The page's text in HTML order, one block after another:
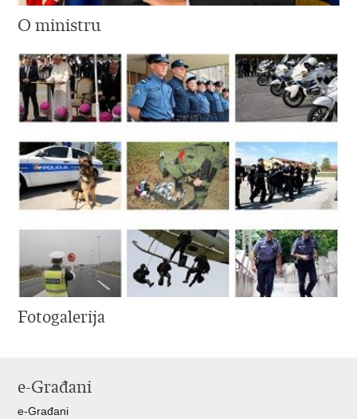
O ministru
Fotogalerija
e-Građani
e-Građani